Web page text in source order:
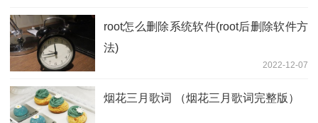
root怎么删除系统软件(root后删除软件方
法)
2022-12-07
烟花三月歌词 （烟花三月歌词完整版）